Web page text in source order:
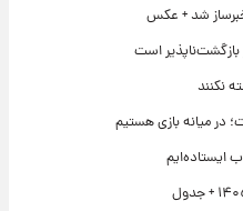
شد + عکس
است
نکنند
در میانه بازی هستیم
ایستاده‌ایم